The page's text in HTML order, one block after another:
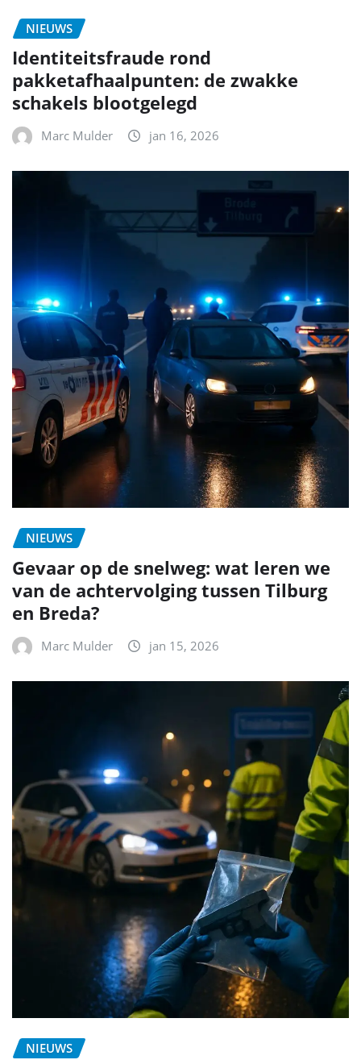
NIEUWS
Identiteitsfraude rond
pakketafhaalpunten: de zwakke
schakels blootgelegd
Marc Mulder jan 16, 2026
NIEUWS
Gevaar op de snelweg: wat leren we
van de achtervolging tussen Tilburg
en Breda?
Marc Mulder jan 15, 2026
NIEUWS